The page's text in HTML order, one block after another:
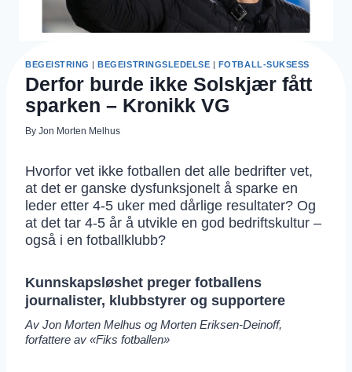
BEGEISTRING |BEGEISTRINGSLEDELSE | FOTBALL-SUKSESS
Derfor burde ikke Solskjær fått
sparken – Kronikk VG
By Jon Morten Melhus
Hvorfor vet ikke fotballen det alle bedrifter vet,
at det er ganske dysfunksjonelt å sparke en
leder etter 4-5 uker med dårlige resultater? Og
at det tar 4-5 år å utvikle en god bedriftskultur –
også i en fotballklubb?
Kunnskapsløshet preger fotballens
journalister, klubbstyrer og supportere
Av Jon Morten Melhus og Morten Eriksen-Deinoff,
forfattere av «Fiks fotballen»